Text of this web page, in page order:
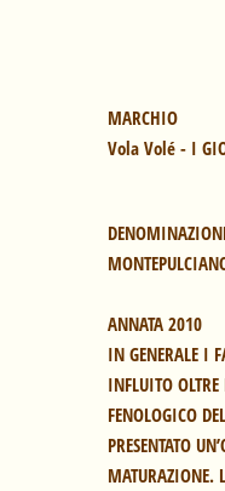
Vola Volé - I
ANNATA 2010
IN GENERALE I
INFLUITO
FENOLOGICO
PRESENTATO
MATURAZIONE.